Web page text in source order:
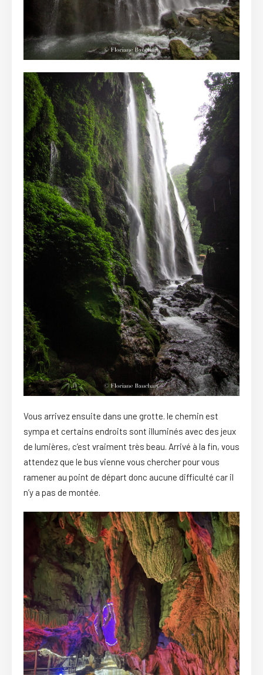
Vous arrivez ensuite dans une grotte. le chemin est
sympa et certains endroits sont illuminés avec des jeux
de lumières, c’est vraiment très beau. Arrivé à la fin, vous
attendez que le bus vienne vous chercher pour vous
ramener au point de départ donc aucune difficulté car il
n’y a pas de montée.